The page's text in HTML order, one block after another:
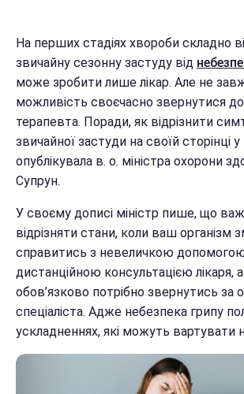
На перших стадіях хвороби складно
звичайну сезонну застуду від
може зробити лише лікар. Але не
можливість своєчасно звернутися
терапевта. Поради, як відрізнити
звичайної застуди на своїй сторінці
опублікувала в. о. міністра охорони
Супрун.
У своєму дописі міністр пише, що
відрізняти стани, коли ваш організм
справитись з невеличкою
дистанційною консультацією лікаря,
обов’язково потрібно звернутись за
спеціаліста. Адже небезпека грипу
ускладненнях, які можуть вартувати